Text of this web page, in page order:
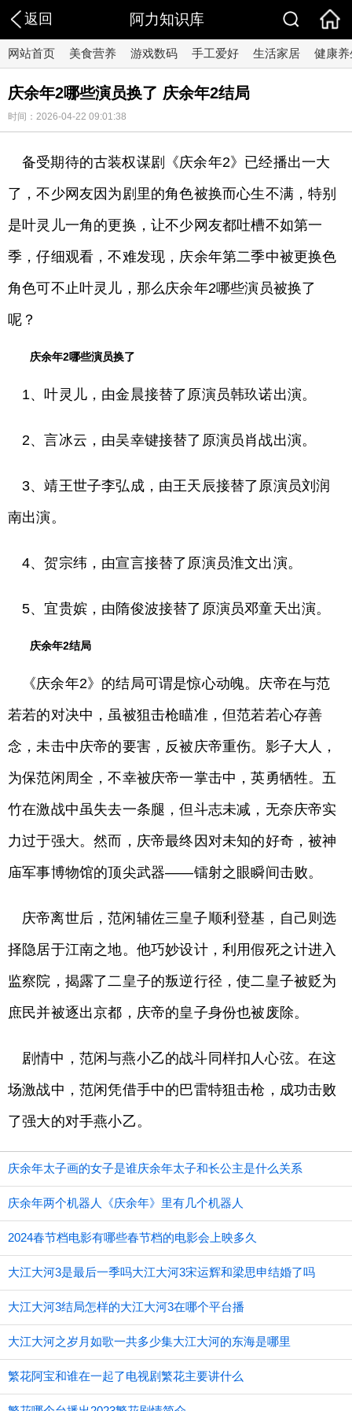
返回 阿力知识库
网站首页 美食营养 游戏数码 手工爱好 生活家居 健康养
庆余年2哪些演员换了 庆余年2结局
时间：2026-04-22 09:01:38
备受期待的古装权谋剧《庆余年2》已经播出一大
了，不少网友因为剧里的角色被换而心生不满，特别
是叶灵儿一角的更换，让不少网友都吐槽不如第一
季，仔细观看，不难发现，庆余年第二季中被更换色
角色可不止叶灵儿，那么庆余年2哪些演员被换了
呢？
庆余年2哪些演员换了
1、叶灵儿，由金晨接替了原演员韩玖诺出演。
2、言冰云，由吴幸键接替了原演员肖战出演。
3、靖王世子李弘成，由王天辰接替了原演员刘润
南出演。
4、贺宗纬，由宣言接替了原演员淮文出演。
5、宜贵嫔，由隋俊波接替了原演员邓童天出演。
庆余年2结局
《庆余年2》的结局可谓是惊心动魄。庆帝在与范
若若的对决中，虽被狙击枪瞄准，但范若若心存善
念，未击中庆帝的要害，反被庆帝重伤。影子大人，
为保范闲周全，不幸被庆帝一掌击中，英勇牺牲。五
竹在激战中虽失去一条腿，但斗志未减，无奈庆帝实
力过于强大。然而，庆帝最终因对未知的好奇，被神
庙军事博物馆的顶尖武器——镭射之眼瞬间击败。
庆帝离世后，范闲辅佐三皇子顺利登基，自己则选
择隐居于江南之地。他巧妙设计，利用假死之计进入
监察院，揭露了二皇子的叛逆行径，使二皇子被贬为
庶民并被逐出京都，庆帝的皇子身份也被废除。
剧情中，范闲与燕小乙的战斗同样扣人心弦。在这
场激战中，范闲凭借手中的巴雷特狙击枪，成功击败
了强大的对手燕小乙。
庆余年太子画的女子是谁庆余年太子和长公主是什么关系
庆余年两个机器人《庆余年》里有几个机器人
2024春节档电影有哪些春节档的电影会上映多久
大江大河3是最后一季吗大江大河3宋运辉和梁思申结婚了吗
大江大河3结局怎样的大江大河3在哪个平台播
大江大河之岁月如歌一共多少集大江大河的东海是哪里
繁花阿宝和谁在一起了电视剧繁花主要讲什么